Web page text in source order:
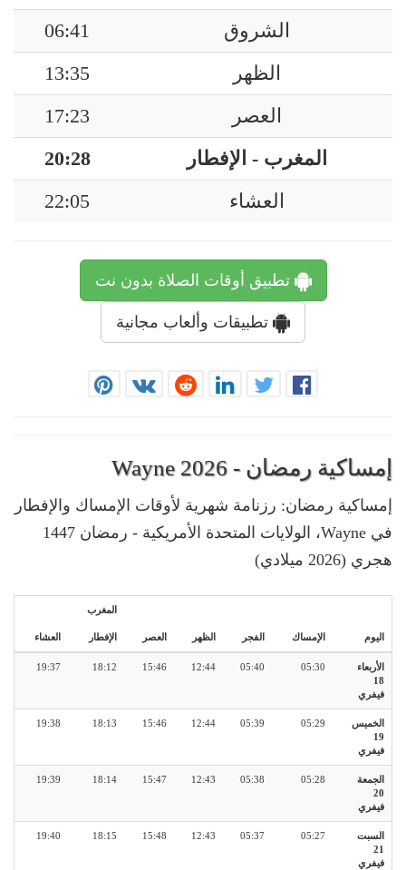
الشروق
06:41
الظهر
13:35
العصر
17:23
المغرب - الإفطار
20:28
العشاء
22:05
تطبيق أوقات الصلاة بدون نت
تطبيقات وألعاب مجانية
إمساكية رمضان - Wayne 2026
إمساكية رمضان: رزنامة شهرية لأوقات الإمساك والإفطار
في Wayne، الولايات المتحدة الأمريكية - رمضان 1447
هجري (2026 ميلادي)
اليوم الإمساك الفجر الظهر العصر
المغرب
الإفطار العشاء
الأربعاء
18
فيفري
05:30
05:40
12:44
15:46
18:12
19:37
الخميس
19
فيفري
05:29
05:39
12:44
15:46
18:13
19:38
الجمعة
20
فيفري
05:28
05:38
12:43
15:47
18:14
19:39
السبت
21
فيفري
05:27
05:37
12:43
15:48
18:15
19:40